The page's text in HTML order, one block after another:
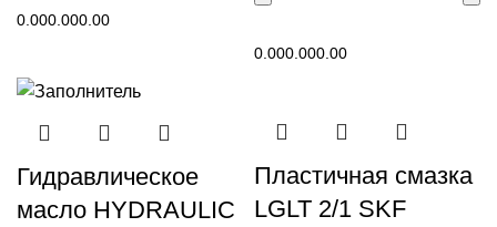
0.000.000.00
0.000.000.00
Гидравлическое
масло HYDRAULIC
Пластичная смазка
LGLT 2/1 SKF